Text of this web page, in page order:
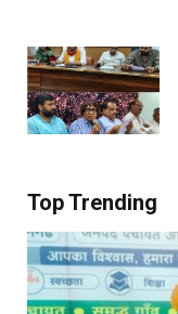
Top Trending